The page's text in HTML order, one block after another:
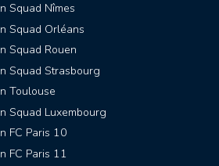
Squad Nîmes
Squad Orléans
Squad Rouen
Squad Strasbourg
Toulouse
Squad Luxembourg
FC Paris 10
FC Paris 11